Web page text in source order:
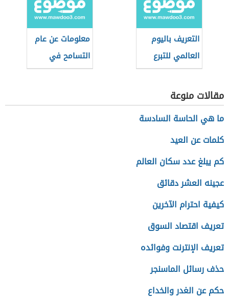
التعريف باليوم
العالمي للتبرع
بالدم
معلومات عن عام
التسامح في
الإمارت
مقالات منوعة
ما هي الحاسة السادسة
كلمات عن العيد
كم يبلغ عدد سكان العالم
عجينه العشر دقائق
كيفية احترام الآخرين
تعريف اقتصاد السوق
تعريف الإنترنت وفوائده
حذف رسائل الماسنجر
حكم عن الغدر والخداع